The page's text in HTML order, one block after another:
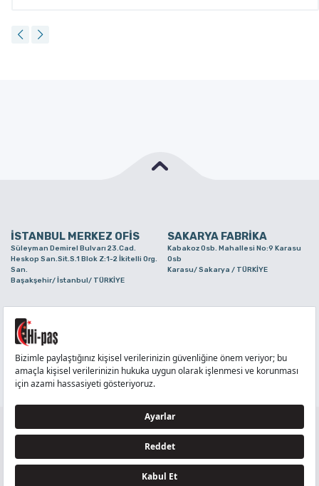
İSTANBUL MERKEZ OFİS SAKARYA FABRİKA
Süleyman Demirel Bulvarı 23.Cad.
Heskop San.Sit.S.1 Blok Z:1-2 İkitelli Org.
San.
Başakşehir/ İstanbul/ TÜRKİYE
Kabakoz Osb. Mahallesi No:9 Karasu
Osb
Karasu/ Sakarya / TÜRKİYE
Alaaddinbey Mah. Ayfatma Cad. No.11 A/C
Sam.3 Plaza B Blok Nilüfer/ Bursa/
TÜRKİYE
TELEFON
TÜM HAKLARI Hİ-PAŞ PLASTİK EŞYA TİC. VE SAN. LTD. ŞTİ..’E AİTTİR
Tedarikçi ve İş Ortakları Aydınlatma Metni - Ziyaretçi Aydınlatma Metni - Veri Sahibi Başvuru